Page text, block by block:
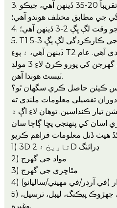
3. ٺهيل جي پيداوار جو وقت تقريباً 20-35 ڏينهن آهي، جيڪو
جي مطابق مختلف هوندو آهي؛
ڀڳ 2-3 ڏينهن آهي؛
5. T1 مولڊ ٽيسٽ کان پوءِ، مولڊ جي ڪارڪردگي لڳ ڀڳ 3-5
ڏينهن آهي، ۽ پوءِ T2 مولڊ ٽيسٽ ٻيهر ڪئي ويندي آهي. عام
طور تي، بنيادي طور تي گهرجن کي پورو ڪرڻ لاءِ 3 مولڊ
ٽيسٽ هوندا آهن.
ڪيئن حاصل ڪري سگهان ٿو؟
تفصيلي معلومات ملندي ته
تيار ڪنداسين. توهان لاءِ اڳ ۾
اسان کي پنهنجي پڇا ڳاڇا سان
1) 3D تاريخ ۽ 2D ڊرائنگ
2) مواد جي گهرج
3) مٿاڇري جي گهرج
(في آرڊر/في مهيني/ساليانو)
5) ڪي خاص مطالبا يا گهرجون، جهڙوڪ پيڪنگ، ليبل، ترسيل،
وغيره.